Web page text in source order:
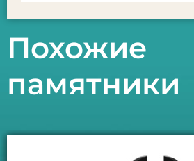
Похожие
памятники